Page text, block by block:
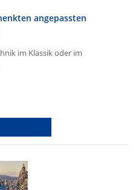
angepassten
im Klassik oder im